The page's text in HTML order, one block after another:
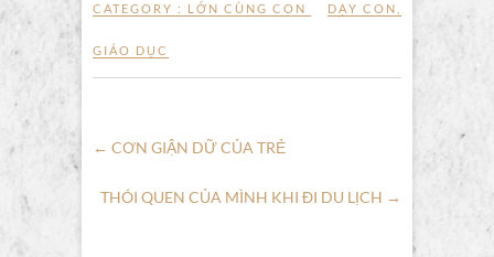
CATEGORY : LỚN CÙNG CON DẠY CON
GIÁO DỤC
← CƠN GIẬN DỮ CỦA TRẺ
THÓI QUEN CỦA MÌNH KHI ĐI DU LỊCH →